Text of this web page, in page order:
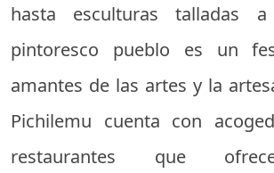
hasta esculturas talladas
pintoresco pueblo es un
amantes de las artes y la
Pichilemu cuenta con
restaurantes que